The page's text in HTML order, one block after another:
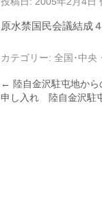
原水禁国民会議結成
カテゴリー: 全国･中央
← 陸自金沢駐屯地か
申し入れ 陸自金沢駐